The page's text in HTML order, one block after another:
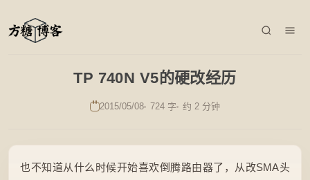
TP 740N V5的硬改经历
2015/05/08 724 字 约 2 分钟
也不知道从什么时候开始喜欢倒腾路由器了，从改SMA头